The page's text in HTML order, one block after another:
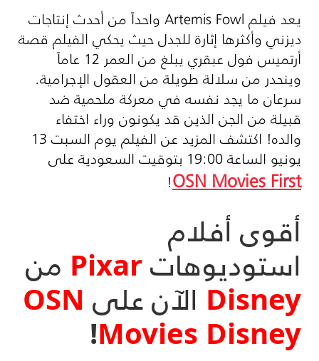
يعد فيلمArtemis Fowlواحداً من أحدث إنتاجات
ديزني وأكثرها إثارة للجدل حيث يحكي الفيلم قصة
أرتميس فول عبقري يبلغ من العمر 12 عاماً
وينحدر من سلالة طويلة من العقول الإجرامية.
سرعان ما يجد نفسه في معركة ملحمية ضد
قبيلة من الجن الذين قد يكونون وراء اختفاء
والده! اكتشف المزيد عن الفيلم يوم السبت 13
يونيو الساعة 19:00 بتوقيت السعودية على
OSN Movies First
!
أقوى أفلام
استوديوهاتPixar من
Disneyالآن علىOSN
Movies Disney
!